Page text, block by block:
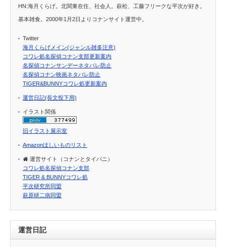
HN:海月くらげ。北関東在住、社会人。萩松、工藤フリークな平次が好き。
基本雑食。2000年1月2日よりコナンサイト運営中。
Twitter
海月くらげメイン(ジャンル雑多注意)
コワレ処名探偵コナン支部更新案内
名探偵コナンサンデーネタバレ防止
名探偵コナン映画ネタバレ防止
TIGER&BUNNYコワレ処更新案内
運営日記(長文投下用)
イラスト関係
旧イラスト展示室
Amazonほしいものリスト
運営サイト（コナンとタイバニ）
コワレ処名探偵コナン支部
TIGER & BUNNYコワレ処
平次研究所同盟
萩原研二病同盟
運営日記